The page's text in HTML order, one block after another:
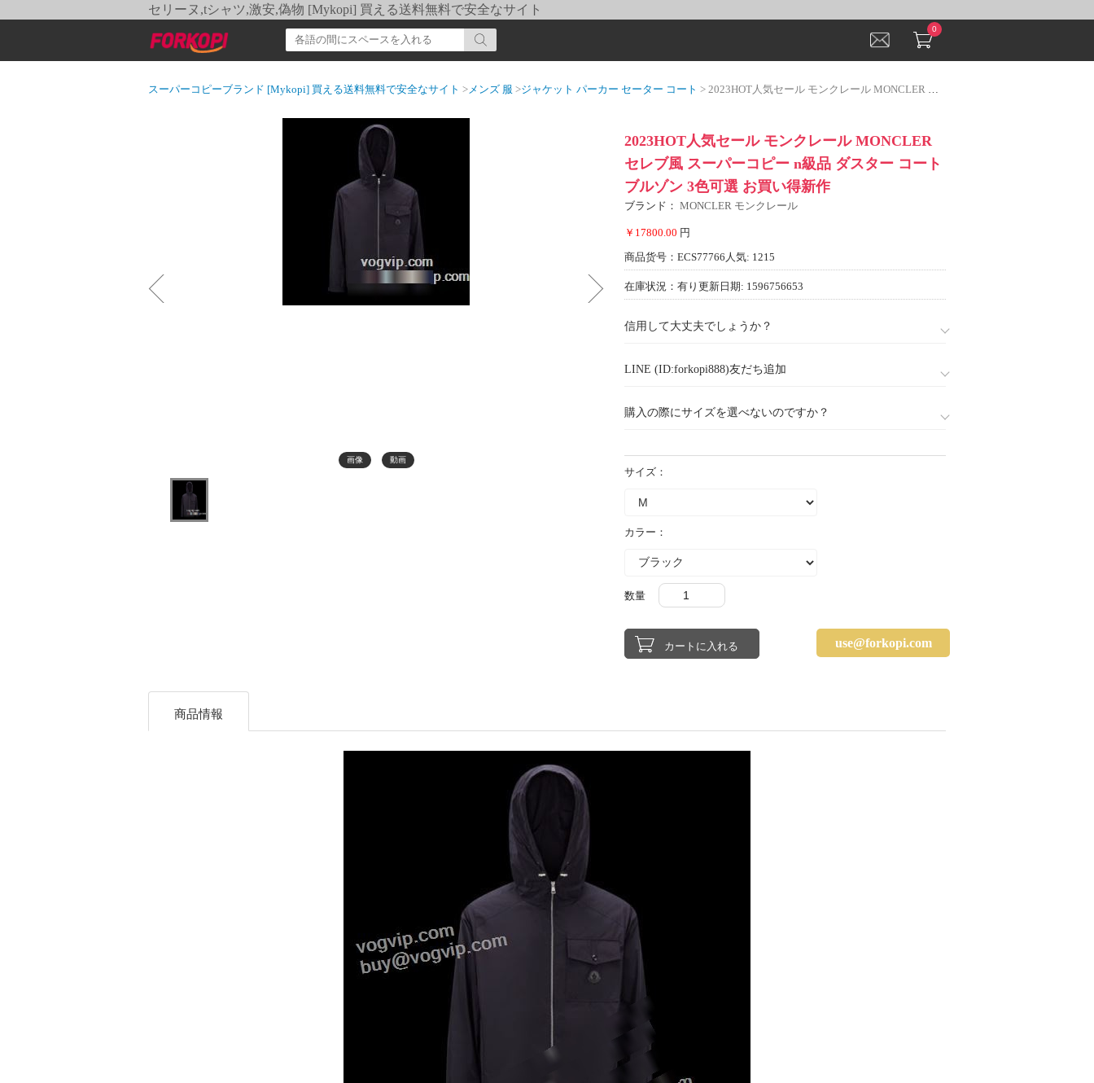
セリーヌ,tシャツ,激安,偽物 [Mykopi] 買える送料無料で安全なサイト
0
スーパーコピーブランド [Mykopi] 買える送料無料で安全なサイト >メンズ 服 >ジャケット パーカー セーター コート > 2023HOT人気セール モンクレール MONCLER セレブ風 スーパーコピー n級品 ダスター コート ブルゾン 3色可選 お買い得新作
画像 動画
2023HOT人気セール モンクレール MONCLER
セレブ風 スーパーコピー n級品 ダスター コート
ブルゾン 3色可選 お買い得新作
ブランド： MONCLER モンクレール
￥17800.00 円
商品货号：ECS77766 人気: 1215
在庫状況：有り 更新日期: 1596756653
信用して大丈夫でしょうか？
LINE (ID:forkopi888)友だち追加
購入の際にサイズを選べないのですか？
サイズ：
カラー：
数量
use@forkopi.com
商品情報